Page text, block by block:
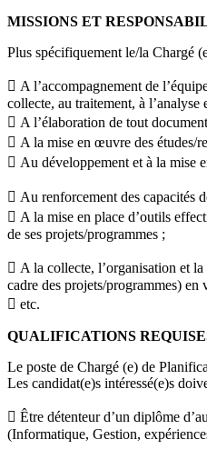
MISSIONS ET
Plus spécifiquement le/la Chargé
 A l’accompagnement de
collecte, au traitement, à l’analyse
 A l’élaboration de tout
 A la mise en œuvre des études/
 Au développement et à la mise
 Au renforcement des capacités
 A la mise en place d’outils
de ses projets/programmes ;
 A la collecte, l’organisation et
cadre des projets/programmes)
 etc.
QUALIFICATIONS
Le poste de Chargé (e) de
Les candidat(e)s intéressé(e)s
 Être détenteur d’un diplôme
(Informatique, Gestion,